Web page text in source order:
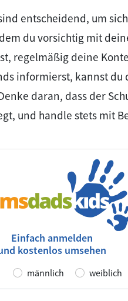
entscheidend, um
du vorsichtig mit
regelmäßig deine
informierst, kannst du
daran, dass der
und handle stets mit
Einfach anmelden
kostenlos umsehen
männlich weiblich